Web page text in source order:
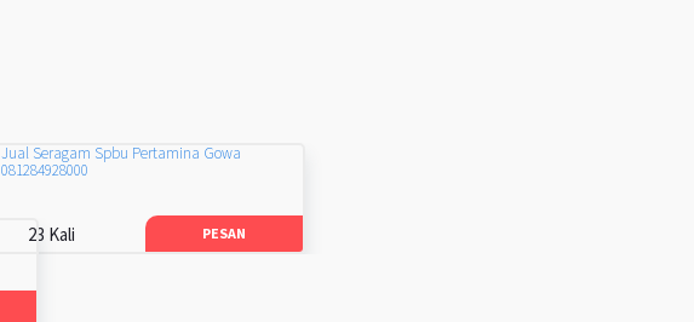
Jual Seragam Spbu Pertamina Gowa
081284928000
23 Kali PESAN